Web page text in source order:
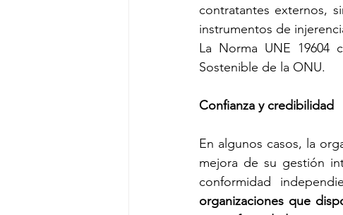
contratantes externos,
instrumentos de
La Norma UNE 19604
Sostenible de la ONU.
Confianza y credibilidad
En algunos casos, la
mejora de su gestión
conformidad
organizaciones que